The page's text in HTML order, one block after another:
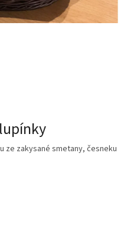
ze zakysané smetany, česneku